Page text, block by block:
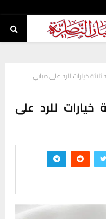
ثلاثة خيارات للرد على مبابي
خيارات للرد على